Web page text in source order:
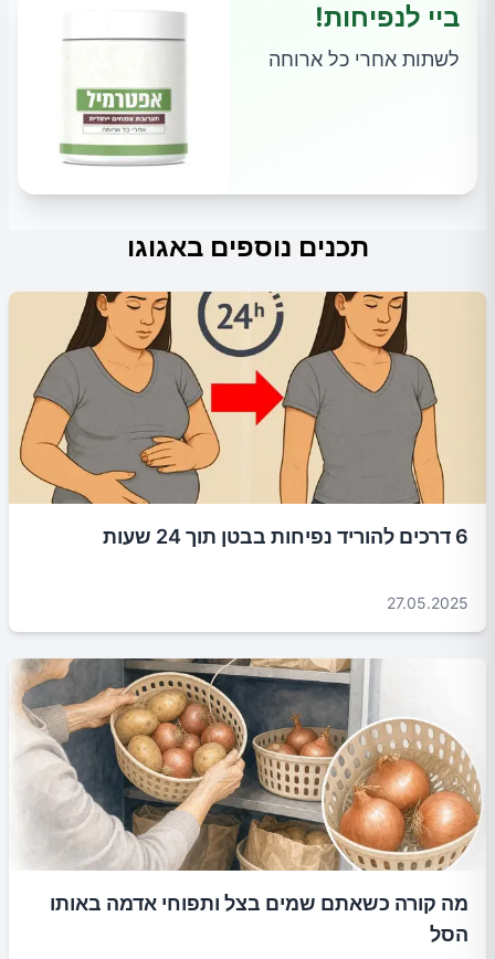
ביי לנפיחות!
לשתות אחרי כל ארוחה
תכנים נוספים באגוגו
6 דרכים להוריד נפיחות בבטן תוך 24 שעות
27.05.2025
מה קורה כשאתם שמים בצל ותפוחי אדמה באותו
הסל